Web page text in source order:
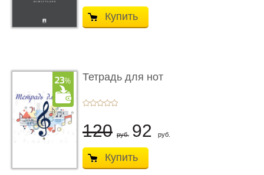
Купить
Тетрадь для нот
120 руб. 92 руб.
Купить